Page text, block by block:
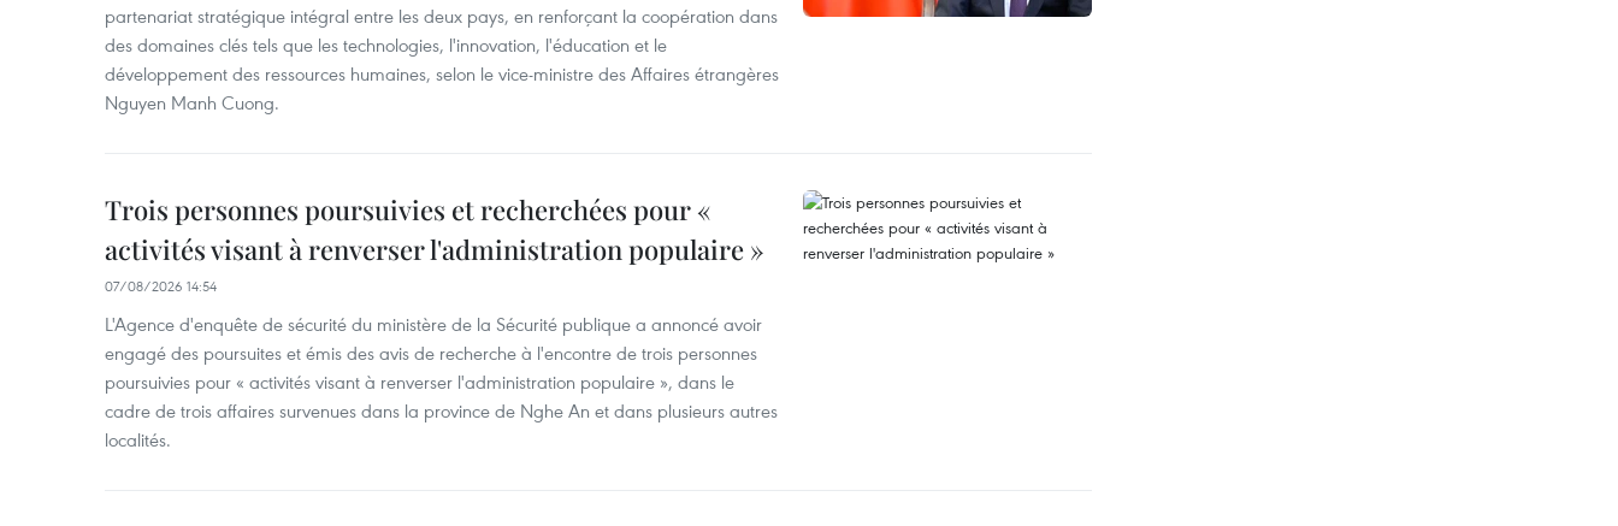
partenariat stratégique intégral entre les deux pays, en renforçant la coopération dans
des domaines clés tels que les technologies, l'innovation, l'éducation et le
développement des ressources humaines, selon le vice-ministre des Affaires étrangères
Nguyen Manh Cuong.
Trois personnes poursuivies et recherchées pour «
activités visant à renverser l'administration populaire »
07/08/2026 14:54
L'Agence d'enquête de sécurité du ministère de la Sécurité publique a annoncé avoir
engagé des poursuites et émis des avis de recherche à l'encontre de trois personnes
poursuivies pour « activités visant à renverser l'administration populaire », dans le
cadre de trois affaires survenues dans la province de Nghe An et dans plusieurs autres
localités.